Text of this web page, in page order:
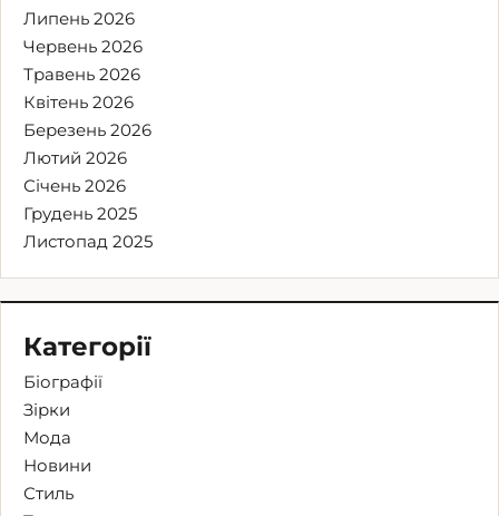
Липень 2026
Червень 2026
Травень 2026
Квітень 2026
Березень 2026
Лютий 2026
Січень 2026
Грудень 2025
Листопад 2025
Категорії
Біографії
Зірки
Мода
Новини
Стиль